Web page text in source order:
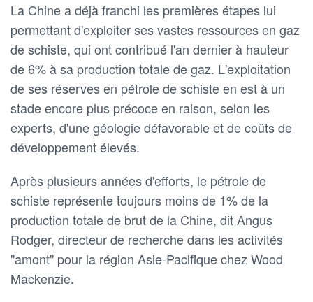
La Chine a déjà franchi les premières étapes lui
permettant d'exploiter ses vastes ressources en gaz
de schiste, qui ont contribué l'an dernier à hauteur
de 6% à sa production totale de gaz. L'exploitation
de ses réserves en pétrole de schiste en est à un
stade encore plus précoce en raison, selon les
experts, d'une géologie défavorable et de coûts de
développement élevés.
Après plusieurs années d'efforts, le pétrole de
schiste représente toujours moins de 1% de la
production totale de brut de la Chine, dit Angus
Rodger, directeur de recherche dans les activités
"amont" pour la région Asie-Pacifique chez Wood
Mackenzie.